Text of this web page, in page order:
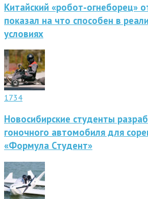
Китайский «робот-огнеборец»
показал на что способен в
условиях
1734
Новосибирские студенты
гоночного автомобиля для
«Формула Студент»